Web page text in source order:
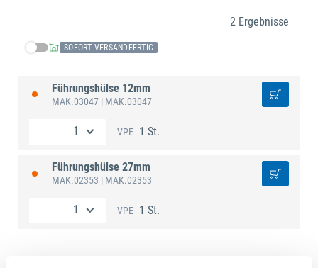
2 Ergebnisse
SOFORT VERSANDFERTIG
Führungshülse 12mm
MAK.03047 | MAK.03047
VPE 1 St.
Führungshülse 27mm
MAK.02353 | MAK.02353
VPE 1 St.